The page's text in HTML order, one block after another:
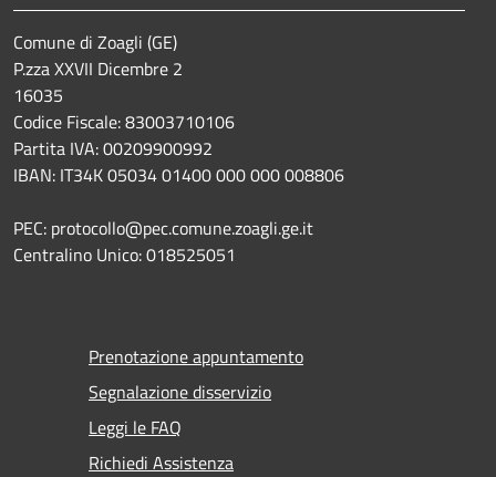
Comune di Zoagli (GE)
P.zza XXVII Dicembre 2
16035
Codice Fiscale: 83003710106
Partita IVA: 00209900992
IBAN: IT34K 05034 01400 000 000 008806
PEC: protocollo@pec.comune.zoagli.ge.it
Centralino Unico: 018525051
Prenotazione appuntamento
Segnalazione disservizio
Leggi le FAQ
Richiedi Assistenza